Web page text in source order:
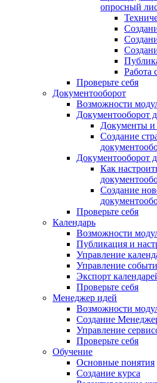
опросный
Работа
Проверьте себя
Документооборот
Возможности
Документооборот
Документы и
Создание
Документооборот
Как
Создание
Проверьте себя
Календарь
Возможности
Публикация и
Управление
Управление
Экспорт
Проверьте себя
Менеджер идей
Возможности
Создание
Управление
Проверьте себя
Обучение
Основные понятия
Создание курса